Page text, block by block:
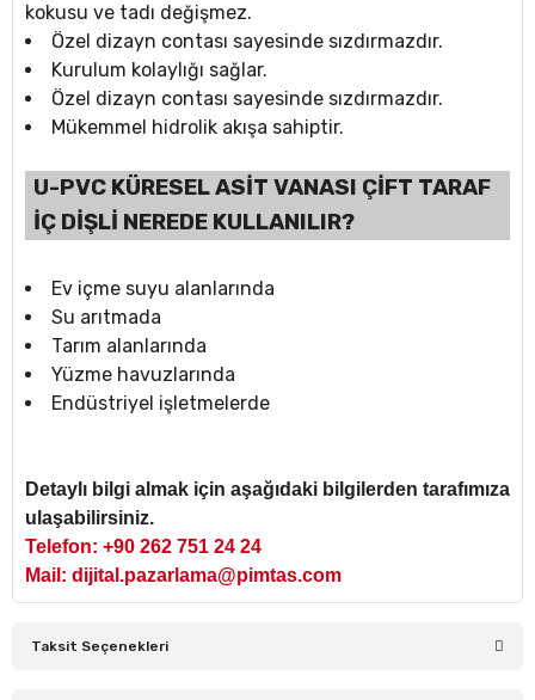
kokusu ve tadı değişmez.
Özel dizayn contası sayesinde sızdırmazdır.
Kurulum kolaylığı sağlar.
Özel dizayn contası sayesinde sızdırmazdır.
Mükemmel hidrolik akışa sahiptir.
U-PVC KÜRESEL ASİT VANASI ÇİFT TARAF
İÇ DİŞLİ NEREDE KULLANILIR?
Ev içme suyu alanlarında
Su arıtmada
Tarım alanlarında
Yüzme havuzlarında
Endüstriyel işletmelerde
Detaylı bilgi almak için aşağıdaki bilgilerden tarafımıza
ulaşabilirsiniz.
Telefon: +90 262 751 24 24
Mail: dijital.pazarlama@pimtas.com
Taksit Seçenekleri